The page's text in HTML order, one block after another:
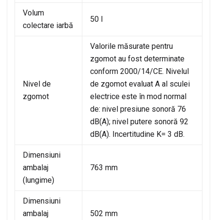
Volum
colectare iarbă
50 l
Nivel de
zgomot
Valorile măsurate pentru
zgomot au fost determinate
conform 2000/14/CE. Nivelul
de zgomot evaluat A al sculei
electrice este în mod normal
de: nivel presiune sonoră 76
dB(A); nivel putere sonoră 92
dB(A). Incertitudine K= 3 dB.
Dimensiuni
ambalaj
(lungime)
763 mm
Dimensiuni
ambalaj
502 mm